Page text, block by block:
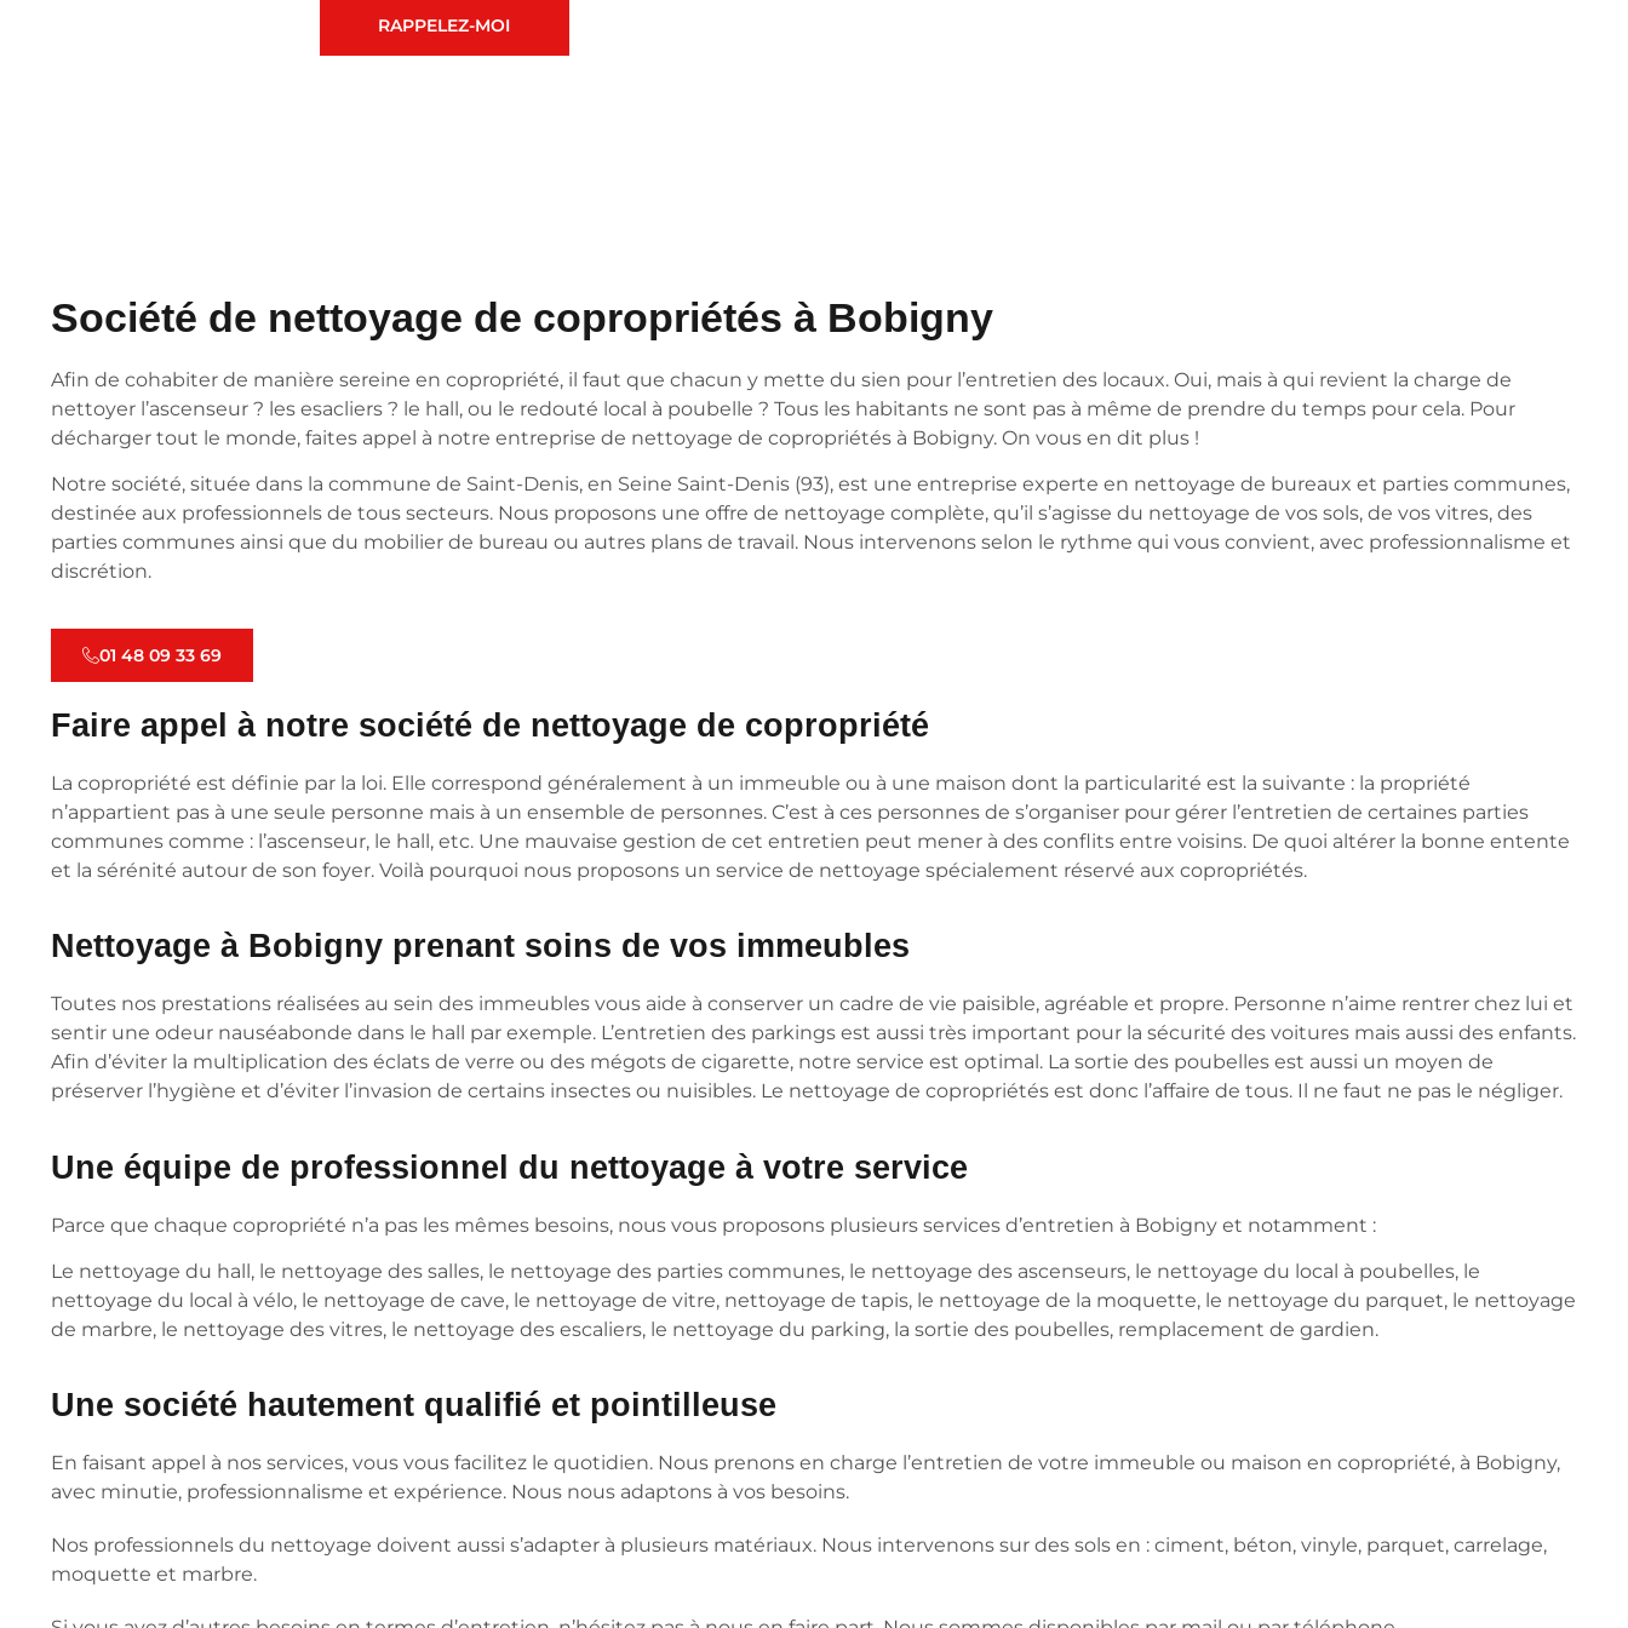
RAPPELEZ-MOI
Société de nettoyage de copropriétés à Bobigny
Afin de cohabiter de manière sereine en copropriété, il faut que chacun y mette du sien pour l’entretien des locaux. Oui, mais à qui revient la charge de
nettoyer l’ascenseur ? les esacliers ? le hall, ou le redouté local à poubelle ? Tous les habitants ne sont pas à même de prendre du temps pour cela. Pour
décharger tout le monde, faites appel à notre entreprise de nettoyage de copropriétés à Bobigny. On vous en dit plus !
Notre société, située dans la commune de Saint-Denis, en Seine Saint-Denis (93), est une entreprise experte en nettoyage de bureaux et parties communes,
destinée aux professionnels de tous secteurs. Nous proposons une offre de nettoyage complète, qu’il s’agisse du nettoyage de vos sols, de vos vitres, des
parties communes ainsi que du mobilier de bureau ou autres plans de travail. Nous intervenons selon le rythme qui vous convient, avec professionnalisme et
discrétion.
01 48 09 33 69
Faire appel à notre société de nettoyage de copropriété
La copropriété est définie par la loi. Elle correspond généralement à un immeuble ou à une maison dont la particularité est la suivante : la propriété
n’appartient pas à une seule personne mais à un ensemble de personnes. C’est à ces personnes de s’organiser pour gérer l’entretien de certaines parties
communes comme : l’ascenseur, le hall, etc. Une mauvaise gestion de cet entretien peut mener à des conflits entre voisins. De quoi altérer la bonne entente
et la sérénité autour de son foyer. Voilà pourquoi nous proposons un service de nettoyage spécialement réservé aux copropriétés.
Nettoyage à Bobigny prenant soins de vos immeubles
Toutes nos prestations réalisées au sein des immeubles vous aide à conserver un cadre de vie paisible, agréable et propre. Personne n’aime rentrer chez lui et
sentir une odeur nauséabonde dans le hall par exemple. L’entretien des parkings est aussi très important pour la sécurité des voitures mais aussi des enfants.
Afin d’éviter la multiplication des éclats de verre ou des mégots de cigarette, notre service est optimal. La sortie des poubelles est aussi un moyen de
préserver l’hygiène et d’éviter l’invasion de certains insectes ou nuisibles. Le nettoyage de copropriétés est donc l’affaire de tous. Il ne faut ne pas le négliger.
Une équipe de professionnel du nettoyage à votre service
Parce que chaque copropriété n’a pas les mêmes besoins, nous vous proposons plusieurs services d’entretien à Bobigny et notamment :
Le nettoyage du hall, le nettoyage des salles, le nettoyage des parties communes, le nettoyage des ascenseurs, le nettoyage du local à poubelles, le
nettoyage du local à vélo, le nettoyage de cave, le nettoyage de vitre, nettoyage de tapis, le nettoyage de la moquette, le nettoyage du parquet, le nettoyage
de marbre, le nettoyage des vitres, le nettoyage des escaliers, le nettoyage du parking, la sortie des poubelles, remplacement de gardien.
Une société hautement qualifié et pointilleuse
En faisant appel à nos services, vous vous facilitez le quotidien. Nous prenons en charge l’entretien de votre immeuble ou maison en copropriété, à Bobigny,
avec minutie, professionnalisme et expérience. Nous nous adaptons à vos besoins.
Nos professionnels du nettoyage doivent aussi s’adapter à plusieurs matériaux. Nous intervenons sur des sols en : ciment, béton, vinyle, parquet, carrelage,
moquette et marbre.